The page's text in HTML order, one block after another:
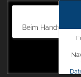
Beim Handweiser